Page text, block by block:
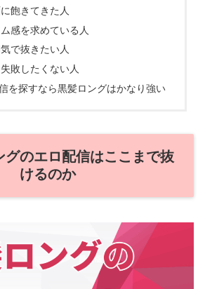
飽きてきた人
感を求めている人
で抜きたい人
敗したくない人
を探すなら黒髪ロングはかなり強い
グのエロ配信はここまで抜
けるのか